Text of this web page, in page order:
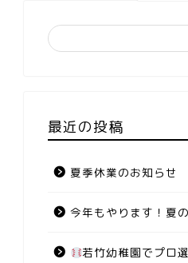
最近の投稿
夏季休業のお知らせ
今年もやります！夏
若竹幼稚園でプロ